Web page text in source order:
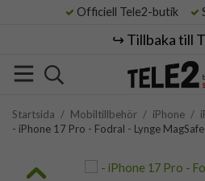
Officiell Tele2-butik
↪️ Tillbaka till
Startsida / Mobiltillbehör / iPhone /
- iPhone 17 Pro - Fodral - Lynge